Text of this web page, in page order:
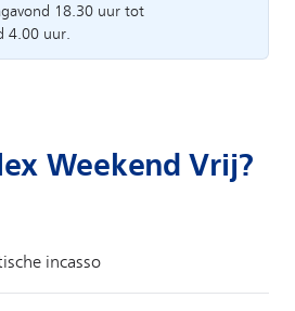
18.30 uur tot
4.00 uur.
Weekend Vrij?
incasso